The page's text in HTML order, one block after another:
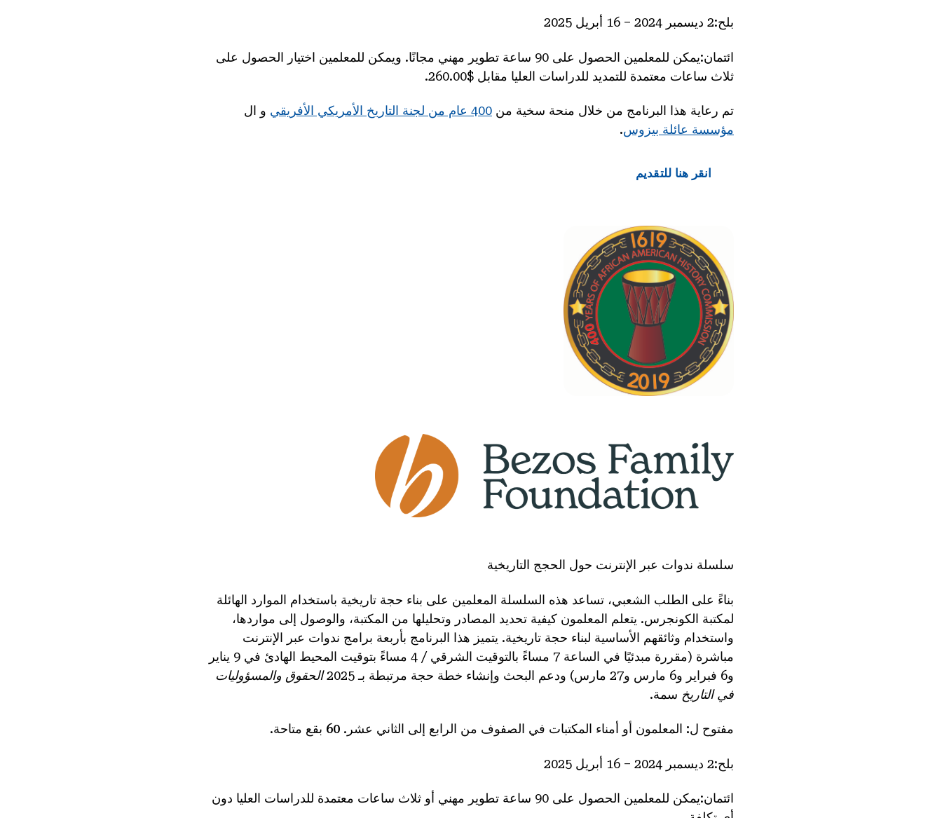
بلح:2 ديسمبر 2024 – 16 أبريل 2025
ائتمان
:يمكن للمعلمين الحصول على 90 ساعة تطوير مهني مجانًا. ويمكن للمعلمين اختيار الحصول على
ثلاث ساعات معتمدة للتمديد للدراسات العليا مقابل $260.00.
تم رعاية هذا البرنامج من خلال منحة سخية من 400 عام من لجنة التاريخ الأمريكي الأفريقي
و ال
مؤسسة عائلة بيزوس.
انقر هنا للتقديم
سلسلة ندوات عبر الإنترنت حول الحجج التاريخية
بناءً على الطلب الشعبي، تساعد هذه السلسلة المعلمين على بناء حجة تاريخية باستخدام الموارد الهائلة
لمكتبة الكونجرس. يتعلم المعلمون كيفية تحديد المصادر وتحليلها من المكتبة، والوصول إلى مواردها،
واستخدام وثائقهم الأساسية لبناء حجة تاريخية. يتميز هذا البرنامج بأربعة برامج ندوات عبر الإنترنت
مباشرة (مقررة مبدئيًا في الساعة 7 مساءً بالتوقيت الشرقي / 4 مساءً بتوقيت المحيط الهادئ في 9 يناير
و6 فبراير و6 مارس و27 مارس) ودعم البحث وإنشاء خطة حجة مرتبطة بـ 2025
الحقوق والمسؤوليات
في التاريخ سمة.
مفتوح ل: المعلمون أو أمناء المكتبات في الصفوف من الرابع إلى الثاني عشر. 60 بقع متاحة.
بلح:2 ديسمبر 2024 – 16 أبريل 2025
ائتمان
:يمكن للمعلمين الحصول على 90 ساعة تطوير مهني أو ثلاث ساعات معتمدة للدراسات العليا دون